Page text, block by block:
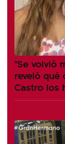
"Se volvió
reveló
Castro los